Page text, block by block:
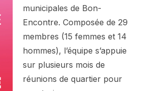
municipales de Bon-
Encontre. Composée de 29
membres (15 femmes et 14
hommes), l’équipe s’appuie
sur plusieurs mois de
réunions de quartier pour